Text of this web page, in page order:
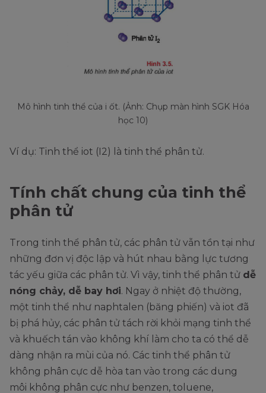
Mô hình tinh thể của i ốt. (Ảnh: Chụp màn hình SGK Hóa
học 10)
Ví dụ: Tinh thể iot (I2) là tinh thể phân tử.
Tính chất chung của tinh thể
phân tử
Trong tinh thể phân tử, các phân tử vẫn tồn tại như
những đơn vị độc lập và hút nhau bằng lực tương
tác yếu giữa các phân tử. Vì vậy, tinh thể phân tử dễ
nóng chảy, dễ bay hơi. Ngay ở nhiệt độ thường,
một tinh thể như naphtalen (băng phiến) và iot đã
bị phá hủy, các phân tử tách rời khỏi mạng tinh thể
và khuếch tán vào không khí làm cho ta có thể dễ
dàng nhận ra mùi của nó. Các tinh thể phân tử
không phân cực dễ hòa tan vào trong các dung
môi không phân cực như benzen, toluene,